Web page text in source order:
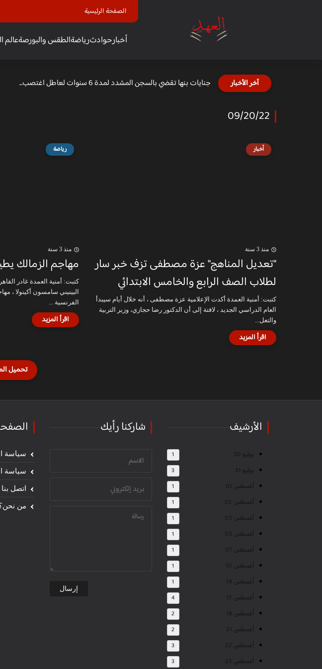
الصفحة الرئيسية
أخبارحوادثرياضةالطقس والبورصةعالم
آخر الأخبار جنايات بنها تقضي بالسجن المشدد لمدة 6 سنوات لعاطل اغتصب...
09/20/22
أخبار
منذ 3 سنة
"تعديل المناهج" عزة مصطفى تزف خبر سار
لطلاب الصف الرابع والخامس الابتدائي
كتبت: أمنية العمدة أكدت الإعلامية عزة مصطفى ، أنه خلال أيام سيبدأ
العام الدراسي الجديد ، لافتة إلى أن الدكتور رضا حجازي، وزير التربية
والتعل...
رياضة
منذ 3 سنة
مهاجم الزمالك
كتبت: أمنية العمدة غادر
البينيني سامسون أكينولا ،
الفرنسية ...
الأرشيف
يوليو 30 1
يوليو 31 3
أغسطس 01 1
أغسطس 02 1
أغسطس 03 1
أغسطس 05 1
أغسطس 07 1
أغسطس 10 1
أغسطس 14 1
أغسطس 17 4
أغسطس 18 2
أغسطس 21 2
أغسطس 22 3
أغسطس 23 3
شاركنا رأيك
سياسة
سياسة
اتصل بنا
من